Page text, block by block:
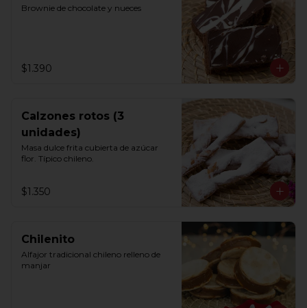
Brownie de chocolate y nueces
$1.390
Calzones rotos (3
unidades)
Masa dulce frita cubierta de azúcar
flor. Típico chileno.
$1.350
Chilenito
Alfajor tradicional chileno relleno de
manjar